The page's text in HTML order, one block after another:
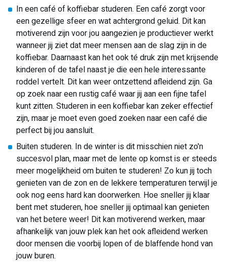
In een café of koffiebar studeren. Een café zorgt voor
een gezellige sfeer en wat achtergrond geluid. Dit kan
motiverend zijn voor jou aangezien je productiever werkt
wanneer jij ziet dat meer mensen aan de slag zijn in de
koffiebar. Daarnaast kan het ook té druk zijn met krijsende
kinderen of de tafel naast je die een hele interessante
roddel vertelt. Dit kan weer ontzettend afleidend zijn. Ga
op zoek naar een rustig café waar jij aan een fijne tafel
kunt zitten. Studeren in een koffiebar kan zeker effectief
zijn, maar je moet even goed zoeken naar een café die
perfect bij jou aansluit.
Buiten studeren. In de winter is dit misschien niet zo'n
succesvol plan, maar met de lente op komst is er steeds
meer mogelijkheid om buiten te studeren! Zo kun jij toch
genieten van de zon en de lekkere temperaturen terwijl je
ook nog eens hard kan doorwerken. Hoe sneller jij klaar
bent met studeren, hoe sneller jij optimaal kan genieten
van het betere weer! Dit kan motiverend werken, maar
afhankelijk van jouw plek kan het ook afleidend werken
door mensen die voorbij lopen of de blaffende hond van
jouw buren.